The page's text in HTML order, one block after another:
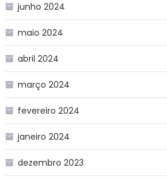
junho 2024
maio 2024
abril 2024
março 2024
fevereiro 2024
janeiro 2024
dezembro 2023